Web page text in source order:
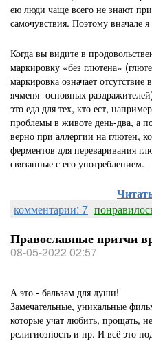
ею люди чаще всего не знают
самочувствия. Поэтому вначале
Когда вы видите в
маркировку «без глютена»
маркировка означает
ячменя- основных
это еда для тех, кто ест,
проблемы в животе день-два, а
верно при аллергии на глютен,
ферментов для переваривания
связанные с его употреблением.
комментарии: 7
Православные притчи
08-05-2022 02:57
А это - бальзам для души!
Замечательные, уникальные
которые учат любить, прощать,
религиозность и пр. И всё это